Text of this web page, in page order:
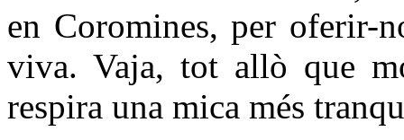
en Coromines, per oferir-
viva. Vaja, tot allò que
respira una mica més